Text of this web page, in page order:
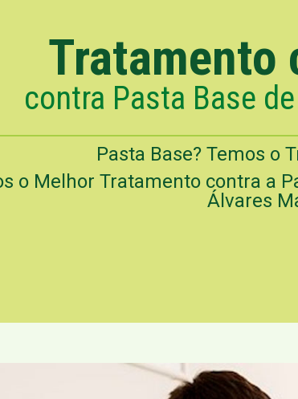
Tratamento
contra Pasta Base
Pasta Base? Temos o
o Melhor Tratamento contra a
Álvares